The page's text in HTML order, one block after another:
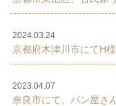
2024.03.24
京都府木津川市にてH
2023.04.07
奈良市にて、パン屋さ